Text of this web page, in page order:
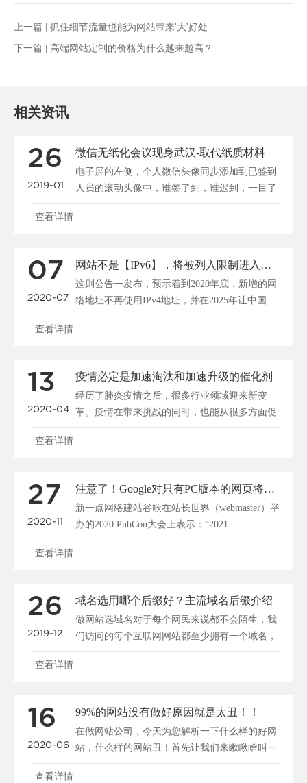
上一篇 | 抓住细节流量也能为网站带来'大'好处
下一篇 | 高端网站定制的价格为什么越来越高？
相关资讯
26
2019-01
微信无纸化会议现身武汉-取代纸质材料
电子屏的左侧，个人微信头像同步添加到已签到
人员的滚动头像中，谁签了到，谁迟到，一目了
然。5日，光谷一......
查看详情
07
2020-07
网站不是【IPv6】，将被列入限制进入网络推广？
这则公告一发布，预示着到2020年底，新增的网
络地址不再使用IPv4地址，并在2025年让中国
IPv......
查看详情
13
2020-04
疫情必定是加速淘汰和加速升级的催化剂
经历了肺炎疫情之后，很多行业领域迎来新变
革。疫情在带来挑战的同时，也能从很多方面促
成人们的自省、社会......
查看详情
27
2020-11
注意了！Google对只有PC版本的网页将不再收录
新一点网络建站谷歌在站长世界（webmaster）举
办的2020 PubCon大会上表示：“2021......
查看详情
26
2019-12
域名选用哪个后缀好？主流域名后缀介绍
做网站选域名对于每个网民来说都不会陌生，我
们访问的每个互联网网站都至少拥有一个域名，
比如新一点网络的......
查看详情
16
2020-06
99%的网站没有做好原因就是太丑！！
在做网站公司，今天为您解析一下什么样的好网
站，什么样的网站丑！首先让我们来瞅瞅啥叫一
个有品位的网站界......
查看详情